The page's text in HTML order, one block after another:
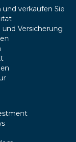
und verkaufen Sie
Versicherung